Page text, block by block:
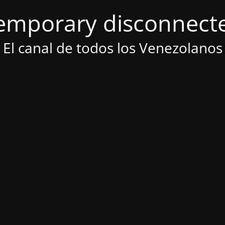
El canal de todos los Venezolanos